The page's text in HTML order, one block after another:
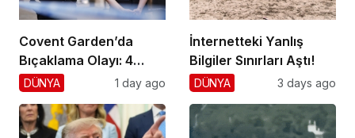
Covent Garden’da
Bıçaklama Olayı: 4
Yaralı, 1 Gözaltı
DÜNYA 1 day ago
İnternetteki Yanlış
Bilgiler Sınırları Aştı!
DÜNYA 3 days ago